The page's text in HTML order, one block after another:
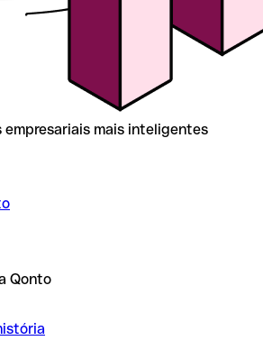
empresariais mais inteligentes
Qonto